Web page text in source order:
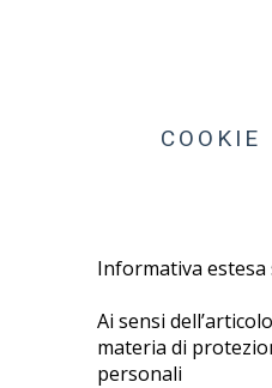
COOKIE
Informativa estesa
Ai sensi
materia di
personali